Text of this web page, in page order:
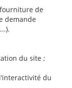
de
demande
du site ;
du